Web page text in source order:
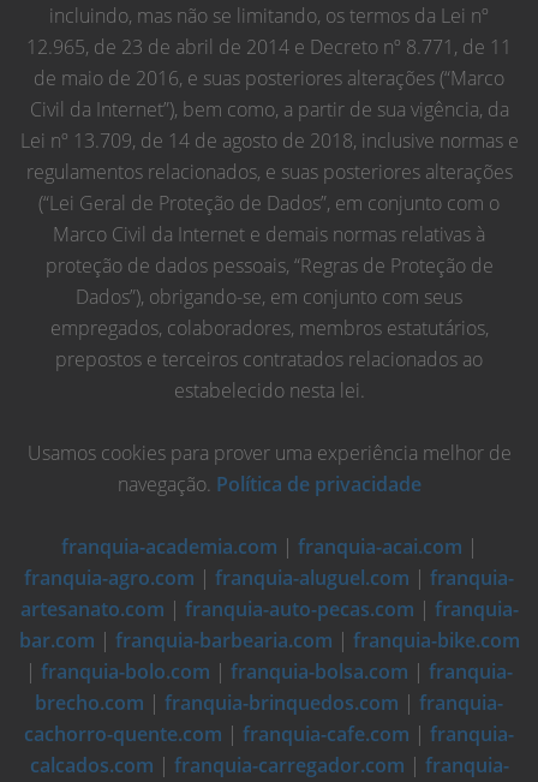
incluindo, mas não se limitando, os termos da Lei nº
12.965, de 23 de abril de 2014 e Decreto nº 8.771, de 11
de maio de 2016, e suas posteriores alterações (“Marco
Civil da Internet”), bem como, a partir de sua vigência, da
Lei nº 13.709, de 14 de agosto de 2018, inclusive normas e
regulamentos relacionados, e suas posteriores alterações
(“Lei Geral de Proteção de Dados”, em conjunto com o
Marco Civil da Internet e demais normas relativas à
proteção de dados pessoais, “Regras de Proteção de
Dados”), obrigando-se, em conjunto com seus
empregados, colaboradores, membros estatutários,
prepostos e terceiros contratados relacionados ao
estabelecido nesta lei.
Usamos cookies para prover uma experiência melhor de
navegação. Política de privacidade
franquia-academia.com | franquia-acai.com |
franquia-agro.com | franquia-aluguel.com | franquia-
artesanato.com | franquia-auto-pecas.com | franquia-
bar.com | franquia-barbearia.com | franquia-bike.com
| franquia-bolo.com | franquia-bolsa.com | franquia-
brecho.com | franquia-brinquedos.com | franquia-
cachorro-quente.com | franquia-cafe.com | franquia-
calcados.com | franquia-carregador.com | franquia-